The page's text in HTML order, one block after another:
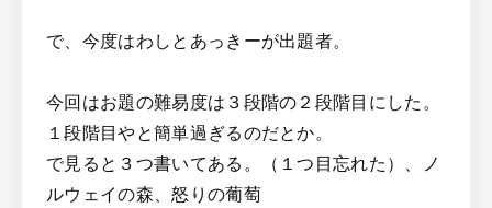
で、今度はわしとあっきーが出題者。
今回はお題の難易度は３段階の２段階目にした。
１段階目やと簡単過ぎるのだとか。
で見ると３つ書いてある。（１つ目忘れた）、ノ
ルウェイの森、怒りの葡萄